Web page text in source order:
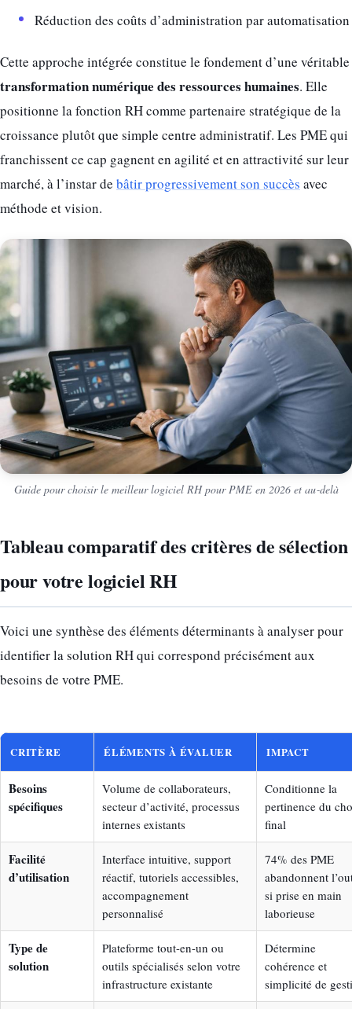
Réduction des coûts d’administration par automatisation
Cette approche intégrée constitue le fondement d’une véritable
transformation numérique des ressources humaines. Elle
positionne la fonction RH comme partenaire stratégique de la
croissance plutôt que simple centre administratif. Les PME qui
franchissent ce cap gagnent en agilité et en attractivité sur leur
marché, à l’instar de bâtir progressivement son succès avec
méthode et vision.
Guide pour choisir le meilleur logiciel RH pour PME en 2026 et au‑delà
Tableau comparatif des critères de sélection
pour votre logiciel RH
Voici une synthèse des éléments déterminants à analyser pour
identifier la solution RH qui correspond précisément aux
besoins de votre PME.
CRITÈRE ÉLÉMENTS À ÉVALUER IMPACT
Besoins
spécifiques
Volume de collaborateurs,
secteur d’activité, processus
internes existants
Conditionne la
pertinence du
final
Facilité
d’utilisation
Interface intuitive, support
réactif, tutoriels accessibles,
accompagnement
personnalisé
74% des PME
abandonnent
si prise en main
laborieuse
Type de
solution
Plateforme tout-en-un ou
outils spécialisés selon votre
infrastructure existante
Détermine
cohérence et
simplicité de